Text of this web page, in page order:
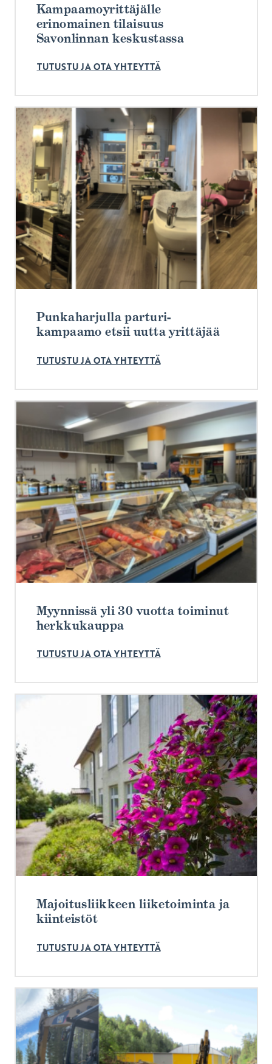
Kampaamoyrittäjälle
erinomainen tilaisuus
Savonlinnan keskustassa
TUTUSTU JA OTA YHTEYTTÄ
Punkaharjulla parturi-
kampaamo etsii uutta yrittäjää
TUTUSTU JA OTA YHTEYTTÄ
Myynnissä yli 30 vuotta toiminut
herkkukauppa
TUTUSTU JA OTA YHTEYTTÄ
Majoitusliikkeen liiketoiminta ja
kiinteistöt
TUTUSTU JA OTA YHTEYTTÄ